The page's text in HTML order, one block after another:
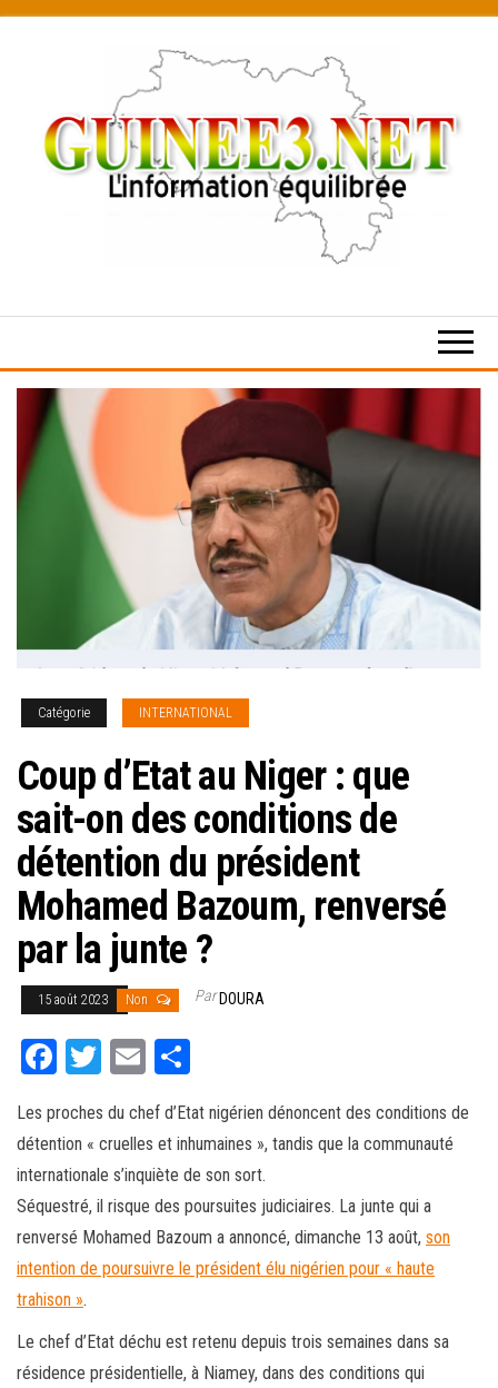
content
Catégorie INTERNATIONAL
Coup d’Etat au Niger : que
sait-on des conditions de
détention du président
Mohamed Bazoum, renversé
par la junte ?
15 août 2023 Non ParDOURA
Fa
bo
ok
T
tt
er
E
ail ag
er
Les proches du chef d’Etat nigérien dénoncent des conditions de
détention « cruelles et inhumaines », tandis que la communauté
internationale s’inquiète de son sort.
A
r
t
i
Séquestré, il risque des poursuites judiciaires. La junte qui a
renversé Mohamed Bazoum a annoncé, dimanche 13 août, son
intention de poursuivre le président élu nigérien pour « haute
trahison ».
Le chef d’Etat déchu est retenu depuis trois semaines dans sa
résidence présidentielle, à Niamey, dans des conditions qui